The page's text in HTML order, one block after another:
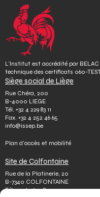
L’Institut est accrédité par
technique des certificats 060-
Siège social de Liège
Rue Chéra, 200
B-4000 LIEGE
Tél. +32 4 229 83 11
Fax. +32 4 252 46 65
info@issep.be
Plan d’accès et mobilité
Site de Colfontaine
Rue de la Platinerie, 20
B-7340 COLFONTAINE
Tél.+32 65 610 813